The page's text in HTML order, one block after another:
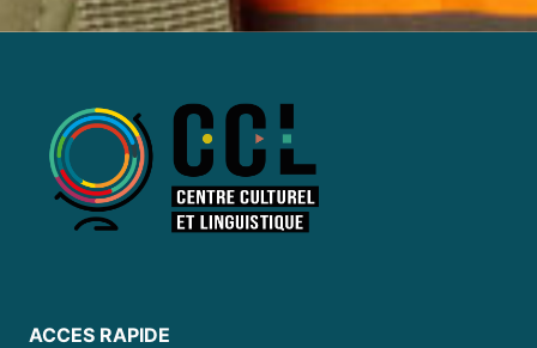
ACCES RAPIDE